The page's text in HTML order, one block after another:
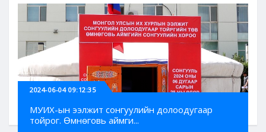
2024-06-04 09:12:35
МУИХ-ын ээлжит сонгуулийн долоодугаар
тойрог. Өмнөговь аймги...